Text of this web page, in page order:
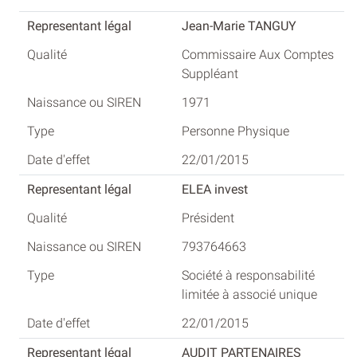
Jean-Marie TANGUY
Commissaire Aux Comptes
Suppléant
1971
Personne Physique
22/01/2015
ELEA invest
Président
793764663
Société à responsabilité
limitée à associé unique
22/01/2015
AUDIT PARTENAIRES